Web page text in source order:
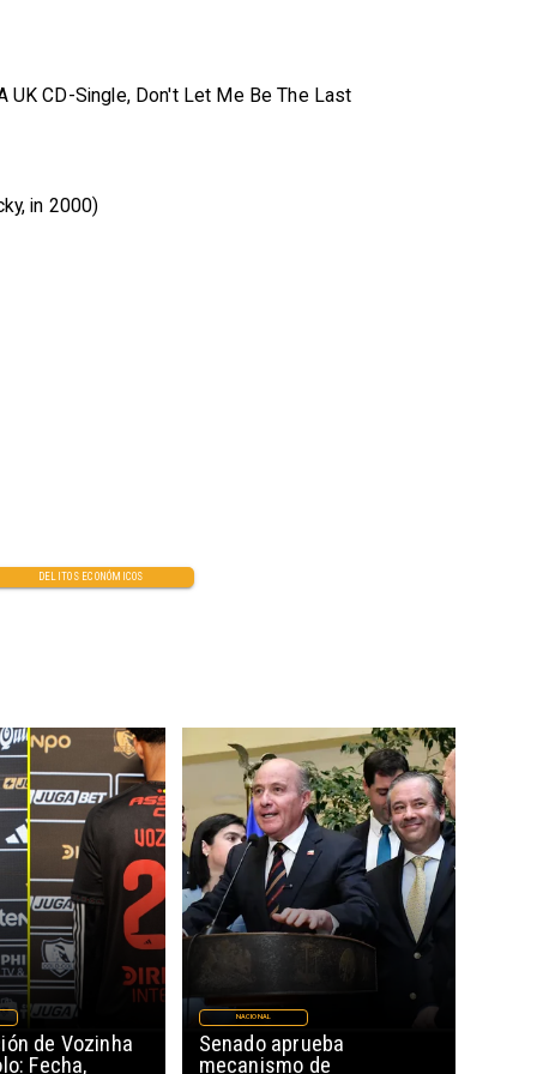
UK CD-Single, Don't Let Me Be The Last
in 2000)
DELITOS ECONÓMICOS
de Vozinha
Fecha,
Senado aprueba
mecanismo de
NACIONAL